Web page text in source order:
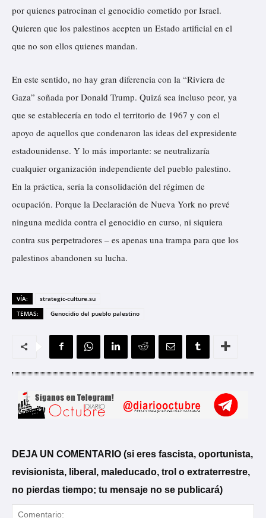
por quienes patrocinan el genocidio cometido por Israel.
Quieren que los palestinos acepten un Estado artificial en el
que no son ellos quienes mandan.
En este sentido, no hay gran diferencia con la “Riviera de
Gaza” soñada por Donald Trump. Quizá sea incluso peor, ya
que se establecería en todo el territorio de 1967 y con el
apoyo de aquellos que condenaron las ideas del expresidente
estadounidense. Y lo más importante: se neutralizaría
cualquier organización independiente del pueblo palestino.
En la práctica, sería la consolidación del régimen de
ocupación. Porque la Declaración de Nueva York no prevé
ninguna medida contra el genocidio en curso, ni siquiera
contra sus perpetradores – es apenas una trampa para que los
palestinos abandonen su lucha.
VÍA:
strategic-culture.su
TEMAS:
Genocidio del pueblo palestino
DEJA UN COMENTARIO (si eres fascista, oportunista,
revisionista, liberal, maleducado, trol o extraterrestre,
no pierdas tiempo; tu mensaje no se publicará)